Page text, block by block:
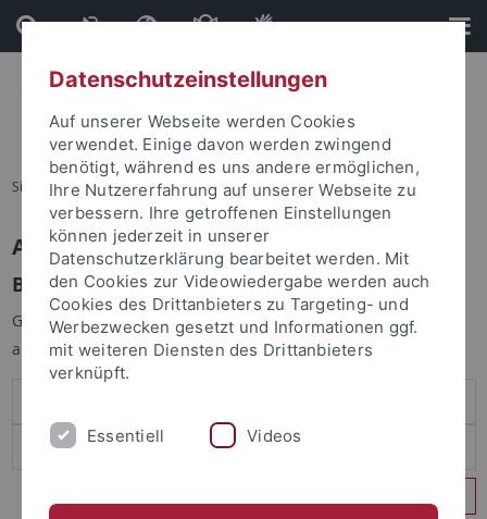
Direkt
zum
Inhalt
Direkt
zur
Fußleiste
Sie sind hier: Startseite
Anmelden
Benutzeranmeldung
Geben Sie Ihren Benutzernamen und Ihr Passwort an um sich
anzumelden:
Datenschutzeinstellungen
Auf unserer Webseite werden Cookies
verwendet. Einige davon werden zwingend
benötigt, während es uns andere ermöglichen,
Ihre Nutzererfahrung auf unserer Webseite zu
verbessern. Ihre getroffenen Einstellungen
können jederzeit in unserer
Datenschutzerklärung bearbeitet werden. Mit
den Cookies zur Videowiedergabe werden auch
Cookies des Drittanbieters zu Targeting- und
Werbezwecken gesetzt und Informationen ggf.
mit weiteren Diensten des Drittanbieters
verknüpft.
Essentiell Videos